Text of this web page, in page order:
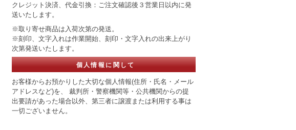
クレジット決済、代金引換：ご注文確認後３営業日以内に発
送いたします。
※取り寄せ商品は入荷次第の発送。
※刻印、文字入れは作業開始、刻印・文字入れの出来上がり
次第発送いたします。
個人情報に関して
お客様からお預かりした大切な個人情報(住所・氏名・メール
アドレスなど)を、 裁判所・警察機関等・公共機関からの提
出要請があった場合以外、第三者に譲渡または利用する事は
一切ございません。